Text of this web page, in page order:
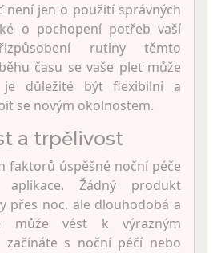
není jen o použití správných
o pochopení potřeb vaší
rutiny těmto
času se vaše pleť může
důležité být flexibilní a
se novým okolnostem.
a trpělivost
faktorů úspěšné noční péče
Žádný produkt
přes noc, ale dlouhodobá a
může vést k výrazným
začínáte s noční péčí nebo